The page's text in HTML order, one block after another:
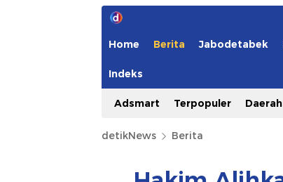
Home Berita Jabodetabek
Indeks
Adsmart Terpopuler Daerah
detikNews Berita